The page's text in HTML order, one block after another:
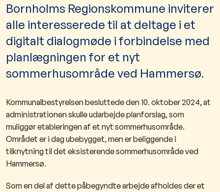
Bornholms Regionskommune inviterer
alle interesserede til at deltage i et
digitalt dialogmøde i forbindelse med
planlægningen for et nyt
sommerhusområde ved Hammersø.
Kommunalbestyrelsen besluttede den 10. oktober 2024, at
administrationen skulle udarbejde planforslag, som
muliggør etableringen af et nyt sommerhusområde.
Området er i dag ubebygget, men er beliggende i
tilknytning til det eksisterende sommerhusområde ved
Hammersø.
Som en del af dette påbegyndte arbejde afholdes der et